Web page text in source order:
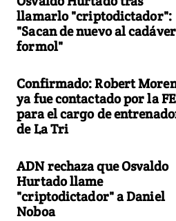
llamarlo "criptodictador":
"Sacan de nuevo al
formol"
Confirmado: Robert
ya fue contactado por la
para el cargo de
de La Tri
ADN rechaza que Osvaldo
Hurtado llame
"criptodictador" a Daniel
Noboa